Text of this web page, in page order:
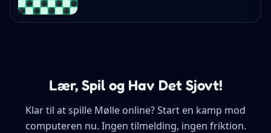
Lær, Spil og Hav Det Sjovt!
Klar til at spille Mølle online? Start en kamp mod
computeren nu. Ingen tilmelding, ingen friktion.